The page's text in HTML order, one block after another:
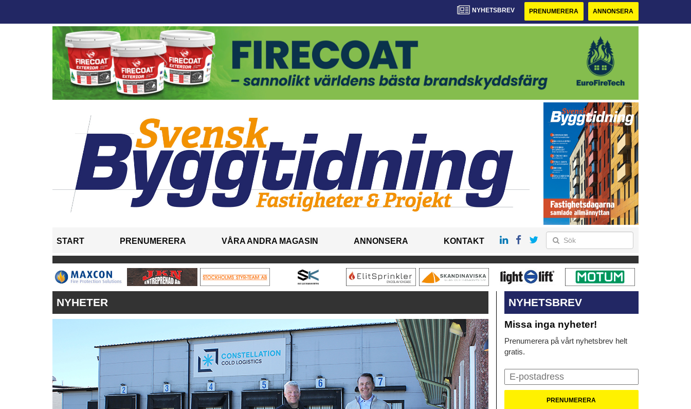
NYHETSBREV PRENUMERERA ANNONSERA
START PRENUMERERA VÅRA ANDRA MAGASIN ANNONSERA KONTAKT
NYHETER NYHETSBREV
Missa inga nyheter!
Prenumerera på vårt nyhetsbrev helt
gratis.